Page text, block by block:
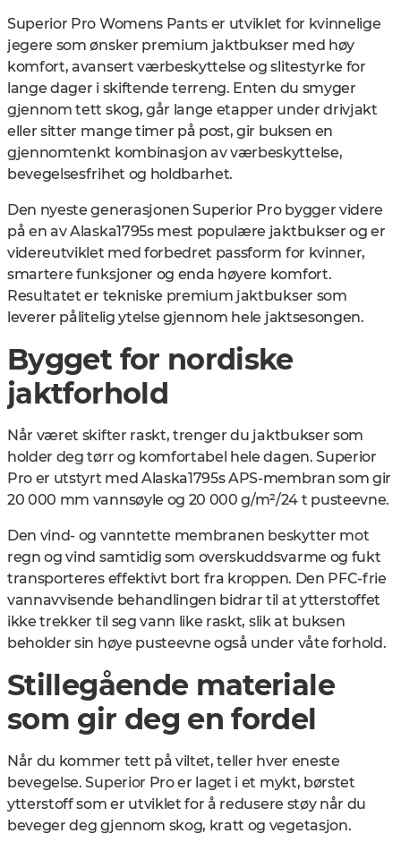
Superior Pro Womens Pants er utviklet for kvinnelige
jegere som ønsker premium jaktbukser med høy
komfort, avansert værbeskyttelse og slitestyrke for
lange dager i skiftende terreng. Enten du smyger
gjennom tett skog, går lange etapper under drivjakt
eller sitter mange timer på post, gir buksen en
gjennomtenkt kombinasjon av værbeskyttelse,
bevegelsesfrihet og holdbarhet.
Den nyeste generasjonen Superior Pro bygger videre
på en av Alaska1795s mest populære jaktbukser og er
videreutviklet med forbedret passform for kvinner,
smartere funksjoner og enda høyere komfort.
Resultatet er tekniske premium jaktbukser som
leverer pålitelig ytelse gjennom hele jaktsesongen.
Bygget for nordiske
jaktforhold
Når været skifter raskt, trenger du jaktbukser som
holder deg tørr og komfortabel hele dagen. Superior
Pro er utstyrt med Alaska1795s APS-membran som gir
20 000 mm vannsøyle og 20 000 g/m²/24 t pusteevne.
Den vind- og vanntette membranen beskytter mot
regn og vind samtidig som overskuddsvarme og fukt
transporteres effektivt bort fra kroppen. Den PFC-frie
vannavvisende behandlingen bidrar til at ytterstoffet
ikke trekker til seg vann like raskt, slik at buksen
beholder sin høye pusteevne også under våte forhold.
Stillegående materiale
som gir deg en fordel
Når du kommer tett på viltet, teller hver eneste
bevegelse. Superior Pro er laget i et mykt, børstet
ytterstoff som er utviklet for å redusere støy når du
beveger deg gjennom skog, kratt og vegetasjon.